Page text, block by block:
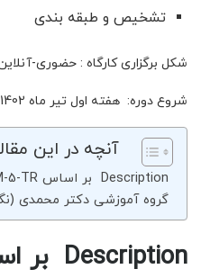
تشخیص و طبقه بندی
شکل برگزاری کارگاه : حضوری-
شروع دوره: هفته اول تیر ماه 1402
آنچه در این
Description بر اساس DSM-5-TR
گروه آموزشی دکتر محمدی
Description بر اساس DSM-5-TR